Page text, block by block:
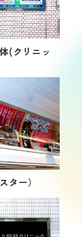
(クリニッ
ター）